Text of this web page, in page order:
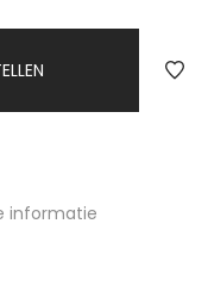
informatie